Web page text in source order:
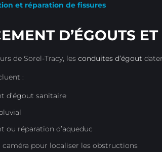
et réparation de fissures
D’ÉGOUTS
de Sorel-Tracy, les conduites d’égout
:
d’égout sanitaire
ou réparation d’aqueduc
caméra pour localiser les obstructions